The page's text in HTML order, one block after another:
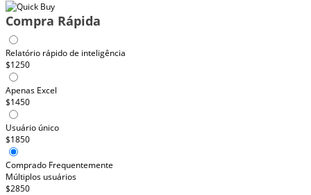
Compra Rápida
Relatório rápido de inteligência
$1250
Apenas Excel
$1450
Usuário único
$1850
Comprado Frequentemente
Múltiplos usuários
$2850